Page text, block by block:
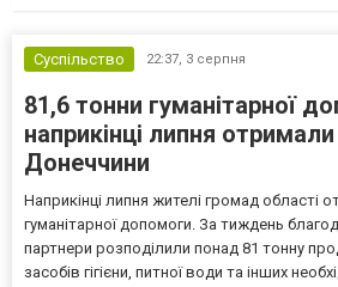
Суспільство 22:37, 3 серпня
81,6 тонни гуманітарної
наприкінці липня
Донеччини
Наприкінці липня жителі громад області
гуманітарної допомоги. За тиждень
партнери розподілили понад 81 тонну
засобів гігієни, питної води та інших